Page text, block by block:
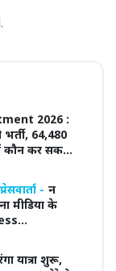
2026 :
64,480
कर सकता
- न
मीडिया के
यात्रा शुरू,